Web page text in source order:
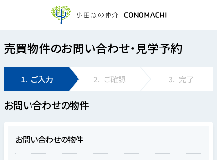
売買物件のお問い合わせ・見学予約
1. ご入力 2. ご確認 3. 完了
お問い合わせの物件
お問い合わせの物件